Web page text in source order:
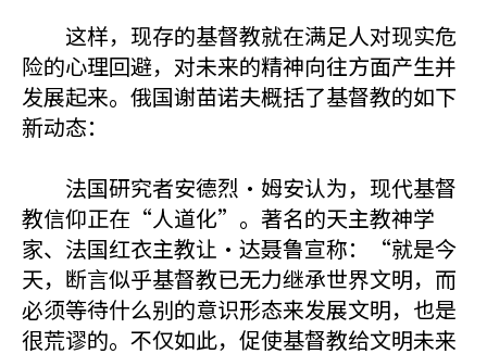
这样，现存的基督教就在满足人对现实危
险的心理回避，对未来的精神向往方面产生并
发展起来。俄国谢苗诺夫概括了基督教的如下
新动态：
法国研究者安德烈·姆安认为，现代基督
教信仰正在“人道化”。著名的天主教神学
家、法国红衣主教让·达聂鲁宣称：“就是今
天，断言似乎基督教已无力继承世界文明，而
必须等待什么别的意识形态来发展文明，也是
很荒谬的。不仅如此，促使基督教给文明未来